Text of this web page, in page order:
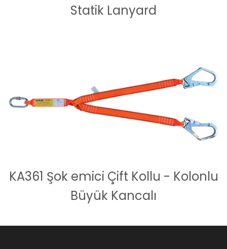
Statik Lanyard
KA361 Şok emici Çift Kollu - Kolonlu
Büyük Kancalı